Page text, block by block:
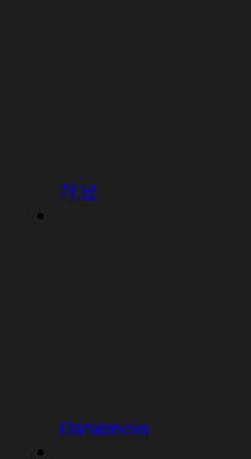
개요
Databricks